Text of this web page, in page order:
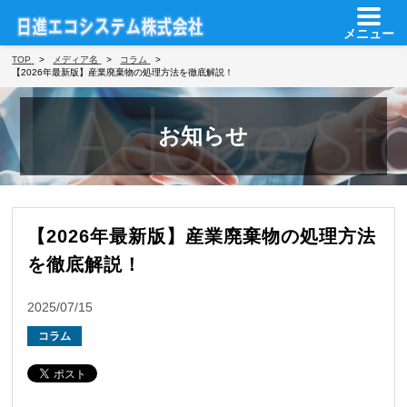
メニュー
TOP メディア名
コラム
【2026年最新版】産業廃棄物の処理方法を徹底解説！
お知らせ
【2026年最新版】産業廃棄物の処理方法
を徹底解説！
2025/07/15
コラム